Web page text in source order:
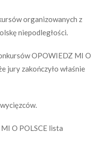
organizowanych z
niepodległości.
OPOWIEDZ MI O
jury zakończyło właśnie
O POLSCE lista